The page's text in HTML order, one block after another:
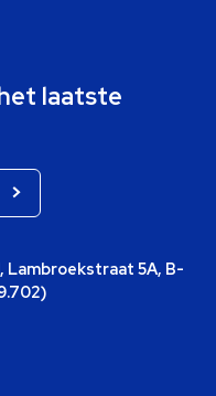
laatste
Lambroekstraat 5A, B-